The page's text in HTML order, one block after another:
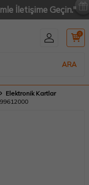
İletişime Geçin."
ARA
0
Elektronik Kartlar